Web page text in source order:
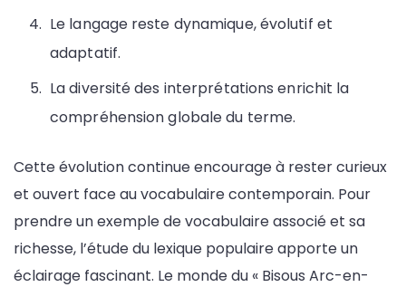
Le langage reste dynamique, évolutif et
adaptatif.
La diversité des interprétations enrichit la
compréhension globale du terme.
Cette évolution continue encourage à rester curieux
et ouvert face au vocabulaire contemporain. Pour
prendre un exemple de vocabulaire associé et sa
richesse, l’étude du lexique populaire apporte un
éclairage fascinant. Le monde du « Bisous Arc-en-